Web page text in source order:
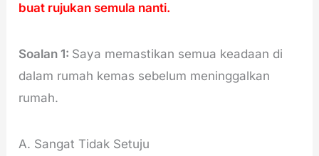
buat rujukan semula nanti.
Soalan 1: Saya memastikan semua keadaan di
dalam rumah kemas sebelum meninggalkan
rumah.
A. Sangat Tidak Setuju